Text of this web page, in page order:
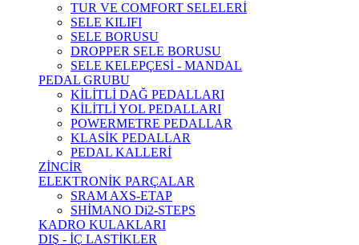
TUR VE COMFORT SELELERİ
SELE KILIFI
SELE BORUSU
DROPPER SELE BORUSU
SELE KELEPÇESİ - MANDAL
PEDAL GRUBU
KİLİTLİ DAĞ PEDALLARI
KİLİTLİ YOL PEDALLARI
POWERMETRE PEDALLAR
KLASİK PEDALLAR
PEDAL KALLERİ
ZİNCİR
ELEKTRONİK PARÇALAR
SRAM AXS-ETAP
SHİMANO Di2-STEPS
KADRO KULAKLARI
DIŞ - İÇ LASTİKLER